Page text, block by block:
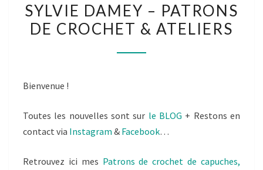
DAMEY
SYLVIE DAMEY – PATRONS
DE CROCHET & ATELIERS
Bienvenue !
Toutes les nouvelles sont sur le BLOG + Restons en
contact via Instagram & Facebook…
Retrouvez ici mes Patrons de crochet de capuches,